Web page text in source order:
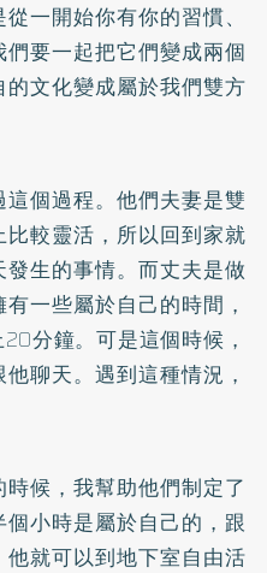
一開始你有你的習慣、
要一起把它們變成兩個
文化變成屬於我們雙方
個過程。他們夫妻是雙
較靈活，所以回到家就
生的事情。而丈夫是做
一些屬於自己的時間，
分鐘。可是這個時候，
聊天。遇到這種情況，
候，我幫助他們制定了
小時是屬於自己的，跟
就可以到地下室自由活